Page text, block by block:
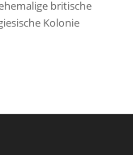
britische
Kolonie